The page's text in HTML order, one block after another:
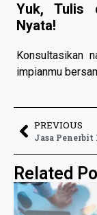
Yuk, Tulis
Nyata!
Konsultasikan
impianmu
PREVIOUS
Related